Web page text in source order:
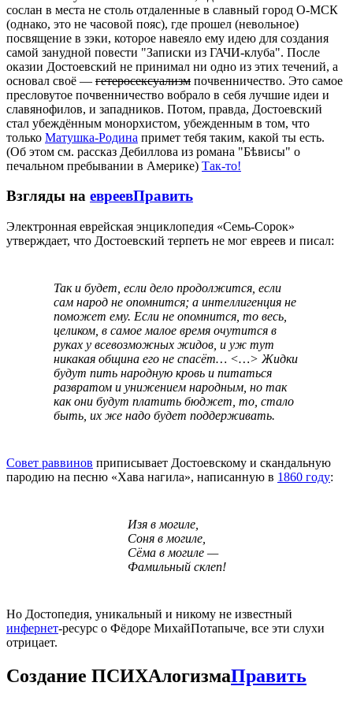
сослан в места не столь отдаленные в славный город О-МСК
(однако, это не часовой пояс), где прошел (невольное)
посвящение в зэки, которое навеяло ему идею для создания
самой занудной повести "Записки из ГАЧИ-клуба". После
оказии Достоевский не принимал ни одно из этих течений, а
основал своё — гетеросексуализм почвенничество. Это самое
пресловутое почвенничество вобрало в себя лучшие идеи и
славянофилов, и западников. Потом, правда, Достоевский
стал убеждённым монорхистом, убежденным в том, что
только Матушка-Родина примет тебя таким, какой ты есть.
(Об этом см. рассказ Дебиллова из романа "Бѣвисы" о
печальном пребывании в Америке) Так-то!
Взгляды на евреевПравить
Электронная еврейская энциклопедия «Семь-Сорок»
утверждает, что Достоевский терпеть не мог евреев и писал:
Так и будет, если дело продолжится, если
сам народ не опомнится; а интеллигенция не
поможет ему. Если не опомнится, то весь,
целиком, в самое малое время очутится в
руках у всевозможных жидов, и уж тут
никакая община его не спасёт… <…> Жидки
будут пить народную кровь и питаться
развратом и унижением народным, но так
как они будут платить бюджет, то, стало
быть, их же надо будет поддерживать.
Совет раввинов приписывает Достоевскому и скандальную
пародию на песню «Хава нагила», написанную в 1860 году:
Изя в могиле,
Соня в могиле,
Сёма в могиле —
Фамильный склеп!
Но Достопедия, уникальный и никому не известный
инфернет-ресурс о Фёдоре МихайПотапыче, все эти слухи
отрицает.
Создание ПСИХАлогизмаПравить